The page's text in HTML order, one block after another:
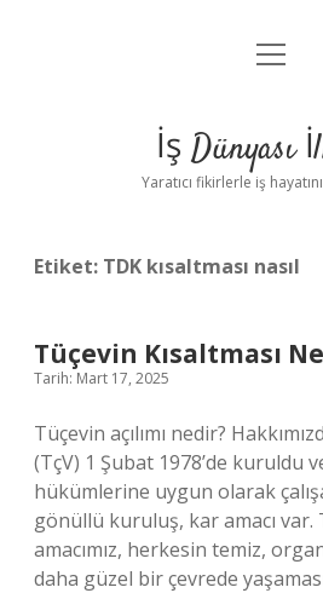
Anasayfa
Yasal Uyarı
menüyü
İş Dünyası
Yaratıcı fikirlerle iş
Etiket: TDK kısaltması nasıl
Tüçevin Kısaltması
Tarih: Mart 17, 2025
Tüçevin açılımı nedir?
(TçV) 1 Şubat 1978’de kuruldu
hükümlerine uygun olarak
gönüllü kuruluş, kar amacı var.
amacımız, herkesin temiz,
daha güzel bir çevrede